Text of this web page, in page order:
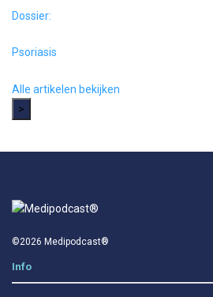
Dossier:
Psoriasis
Alle artikelen bekijken
>
©2026 Medipodcast®
Info